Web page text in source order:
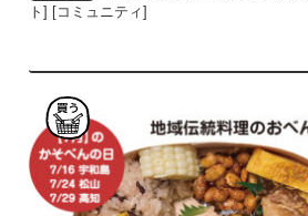
ト] [コミュニティ]
う